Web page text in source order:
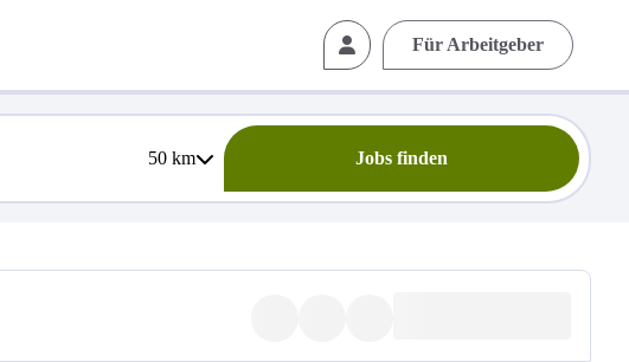
Für Arbeitgeber
50km Jobs finden